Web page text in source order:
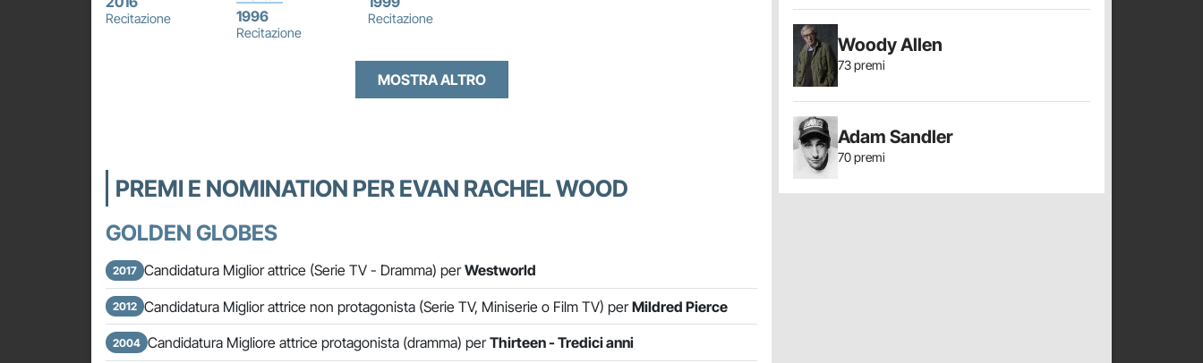
Recitazione
1996
Recitazione
Recitazione
MOSTRA ALTRO
PREMI E NOMINATION PER EVAN RACHEL WOOD
GOLDEN GLOBES
2017 Candidatura Miglior attrice (Serie TV - Dramma) perWestworld
2012 Candidatura Miglior attrice non protagonista (Serie TV, Miniserie o Film TV) perMildred Pierce
2004 Candidatura Migliore attrice protagonista (dramma) perThirteen - Tredici anni
Woody Allen
73 premi
Adam Sandler
70 premi